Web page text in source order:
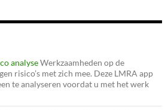
analyseWerkzaamheden op de
risico’s met zich mee. Deze LMRA app
te analyseren voordat u met het werk